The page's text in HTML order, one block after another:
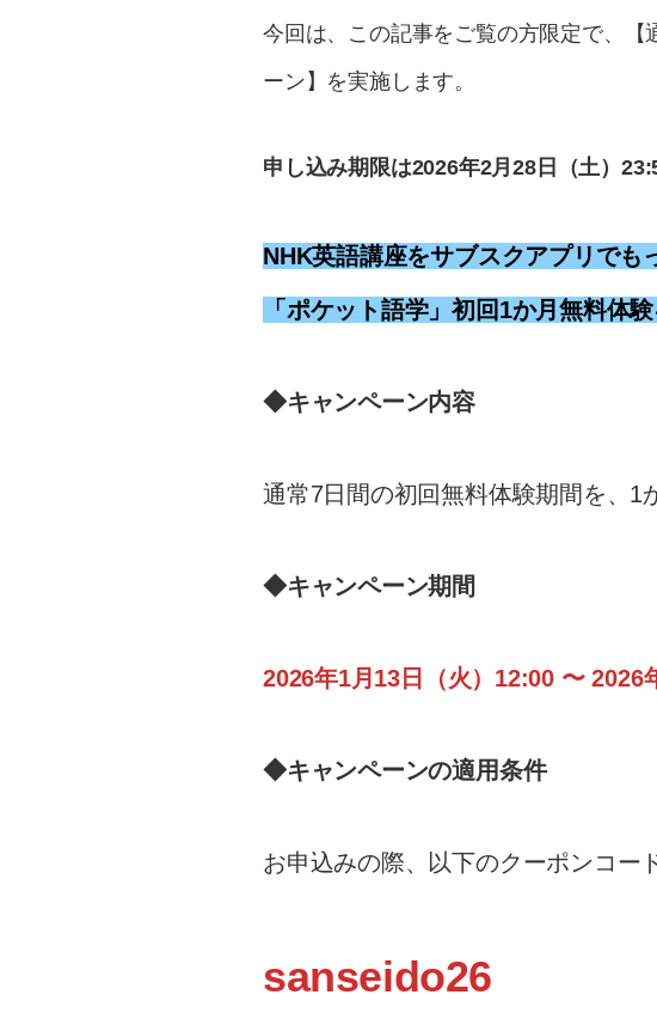
今回は、この記事をご覧の方限定で、
ーン】を実施します。
申し込み期限は2026年2月28日（土）
NHK英語講座をサブスクアプリで
「ポケット語学」初回1か月無料体
◆キャンペーン内容
通常7日間の初回無料体験期間を、1
◆キャンペーン期間
2026年1月13日（火）12:00 〜 2026
◆キャンペーンの適用条件
お申込みの際、以下のクーポンコー
sanseido26